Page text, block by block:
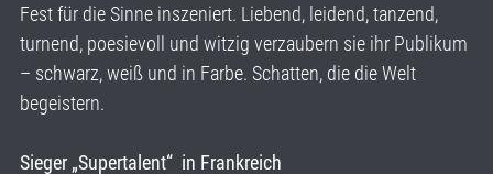
Fest für die Sinne inszeniert. Liebend, leidend, tanzend,
turnend, poesievoll und witzig verzaubern sie ihr Publikum
– schwarz, weiß und in Farbe. Schatten, die die Welt
begeistern.
Sieger „Supertalent“ in Frankreich